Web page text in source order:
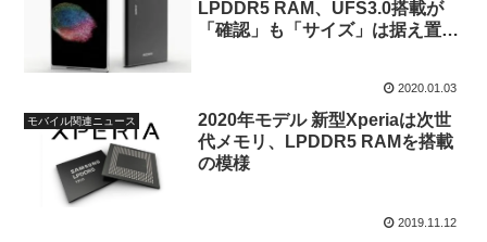
LPDDR5 RAM、UFS3.0搭載が
「確認」も「サイズ」は据え置き
2020.01.03
モバイル関連ニュース
2020年モデル 新型Xperiaは次世
代メモリ、LPDDR5 RAMを搭載
の模様
2019.11.12